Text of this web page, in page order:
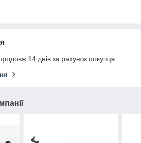
14 днів за рахунок покупця